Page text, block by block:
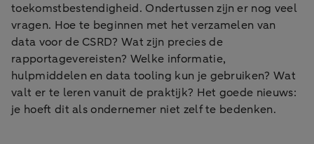
toekomstbestendigheid. Ondertussen zijn er nog veel
vragen. Hoe te beginnen met het verzamelen van
data voor de CSRD? Wat zijn precies de
rapportagevereisten? Welke informatie,
hulpmiddelen en data tooling kun je gebruiken? Wat
valt er te leren vanuit de praktijk? Het goede nieuws:
je hoeft dit als ondernemer niet zelf te bedenken.